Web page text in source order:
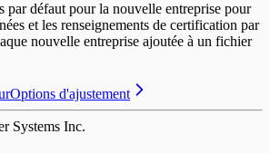
par défaut pour la nouvelle entreprise pour
et les renseignements de certification par
nouvelle entreprise ajoutée à un fichier
Options d'ajustement
Systems Inc.